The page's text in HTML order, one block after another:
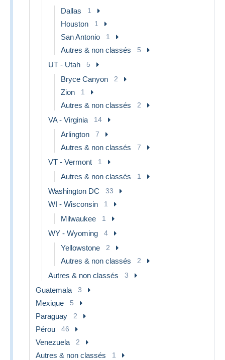
Dallas
1
Houston 1
San Antonio 1
Autres & non classés 5
UT - Utah 5
Bryce Canyon 2
Zion 1
Autres & non classés 2
VA - Virginia 14
Arlington 7
Autres & non classés 7
VT - Vermont 1
Autres & non classés 1
Washington DC 33
WI - Wisconsin 1
Milwaukee 1
WY - Wyoming 4
Yellowstone 2
Autres & non classés 2
Autres & non classés 3
Guatemala 3
Mexique 5
Paraguay 2
Pérou 46
Venezuela 2
Autres & non classés 1